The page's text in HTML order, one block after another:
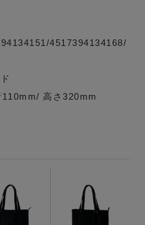
4517394134168/
高さ320mm